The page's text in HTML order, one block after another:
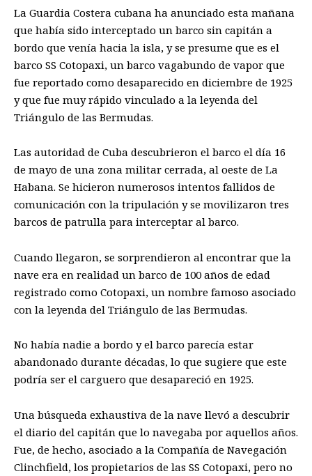
La Guardia Costera cubana ha anunciado esta mañana
que había sido interceptado un barco sin capitán a
bordo que venía hacia la isla, y se presume que es el
barco SS Cotopaxi, un barco vagabundo de vapor que
fue reportado como desaparecido en diciembre de 1925
y que fue muy rápido vinculado a la leyenda del
Triángulo de las Bermudas.
Las autoridad de Cuba descubrieron el barco el día 16
de mayo de una zona militar cerrada, al oeste de La
Habana. Se hicieron numerosos intentos fallidos de
comunicación con la tripulación y se movilizaron tres
barcos de patrulla para interceptar al barco.
Cuando llegaron, se sorprendieron al encontrar que la
nave era en realidad un barco de 100 años de edad
registrado como Cotopaxi, un nombre famoso asociado
con la leyenda del Triángulo de las Bermudas.
No había nadie a bordo y el barco parecía estar
abandonado durante décadas, lo que sugiere que este
podría ser el carguero que desapareció en 1925.
Una búsqueda exhaustiva de la nave llevó a descubrir
el diario del capitán que lo navegaba por aquellos años.
Fue, de hecho, asociado a la Compañía de Navegación
Clinchfield, los propietarios de las SS Cotopaxi, pero no